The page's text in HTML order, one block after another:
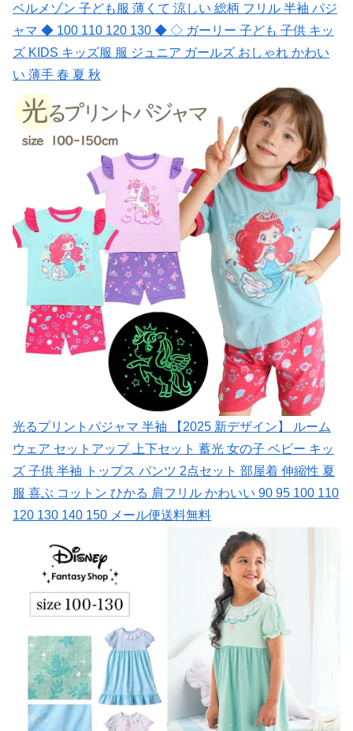
ベルメゾン 子ども服 薄くて 涼しい 総柄 フリル 半袖 パジ
ャマ ◆ 100 110 120 130 ◆ ◇ ガーリー 子ども 子供 キッ
ズ KIDS キッズ服 服 ジュニア ガールズ おしゃれ かわい
い 薄手 春 夏 秋
光るプリントパジャマ 半袖 【2025 新デザイン】 ルーム
ウェア セットアップ 上下セット 蓄光 女の子 ベビー キッ
ズ 子供 半袖 トップス パンツ 2点セット 部屋着 伸縮性 夏
服 喜ぶ コットン ひかる 肩フリル かわいい 90 95 100 110
120 130 140 150 メール便送料無料